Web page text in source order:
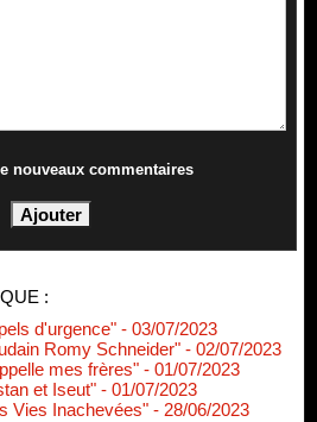
nouveaux commentaires
:
d'urgence" - 03/07/2023
Romy Schneider" - 02/07/2023
mes frères" - 01/07/2023
et Iseut" - 01/07/2023
Vies Inachevées" - 28/06/2023